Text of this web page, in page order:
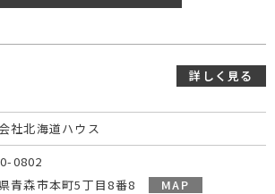
詳しく見る
社北海道ハウス
0802
青森市本町5丁目8番8
MAP